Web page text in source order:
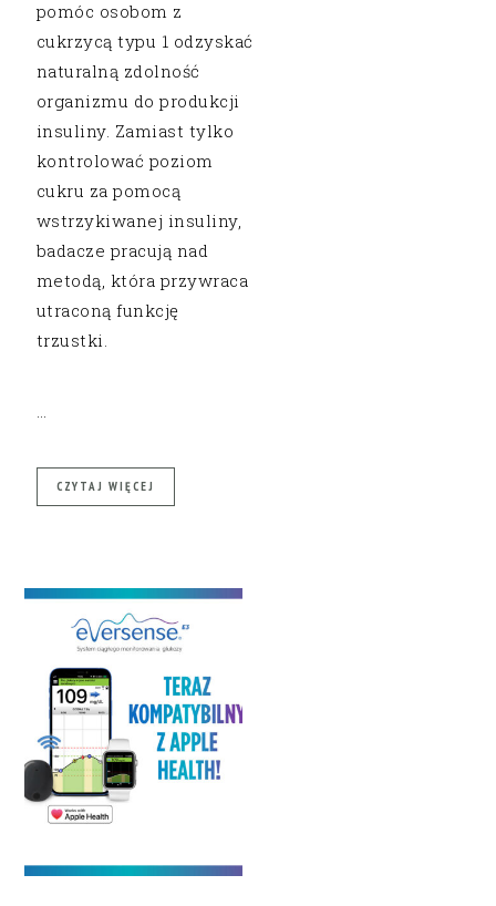
pomóc osobom z
cukrzycą typu 1 odzyskać
naturalną zdolność
organizmu do produkcji
insuliny. Zamiast tylko
kontrolować poziom
cukru za pomocą
wstrzykiwanej insuliny,
badacze pracują nad
metodą, która przywraca
utraconą funkcję
trzustki.
CZYTAJ WIĘCEJ